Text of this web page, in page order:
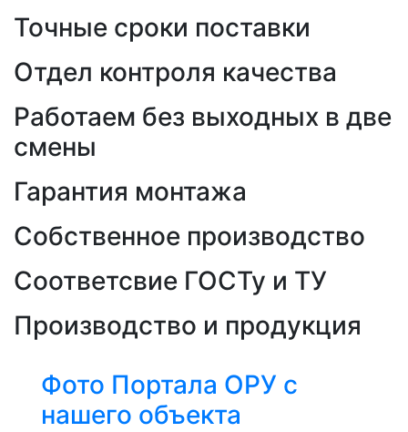
Точные сроки поставки
Отдел контроля качества
Работаем без выходных в две
смены
Гарантия монтажа
Собственное производство
Соответсвие ГОСТу и ТУ
Производство и продукция
Фото Портала ОРУ с
нашего объекта